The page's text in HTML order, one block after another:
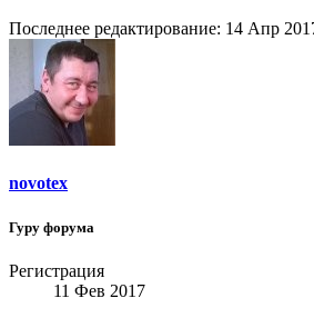
Последнее редактирование: 14 Апр
novotex
Гуру форума
Регистрация
11 Фев 2017